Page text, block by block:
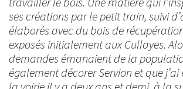
ses créations par le petit train, suivi
élaborés avec du bois de
exposés initialement aux Cullayes.
demandes émanaient de la
également décorer Servion et que j’ai